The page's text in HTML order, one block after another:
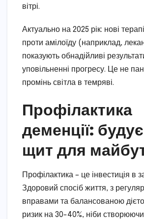
вітрі.
Актуально на 2025 рік: нові
проти амілоїду (наприклад,
показують обнадійливі
уповільненні прогресу. Це не
промінь світла в темряві.
Профілактика
деменції:
щит для
Профілактика – це інвестиція в
Здоровий спосіб життя, з
вправами та балансованою
ризик на 30-40%, ніби